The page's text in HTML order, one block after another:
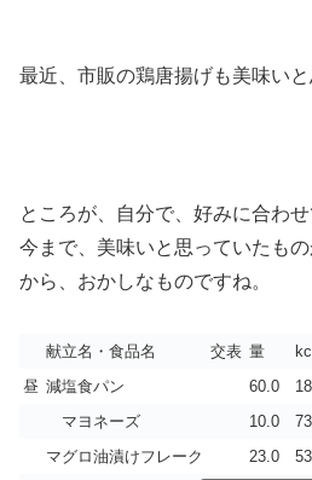
最近、市販の鶏唐揚げも美味いと
ところが、自分で、好みに合わ
今まで、美味いと思っていたも
から、おかしなものですね。
献立名・食品名 交表 量
昼 減塩食パン 60.0
マヨネーズ
10.0
マグロ油漬けフレーク
23.0